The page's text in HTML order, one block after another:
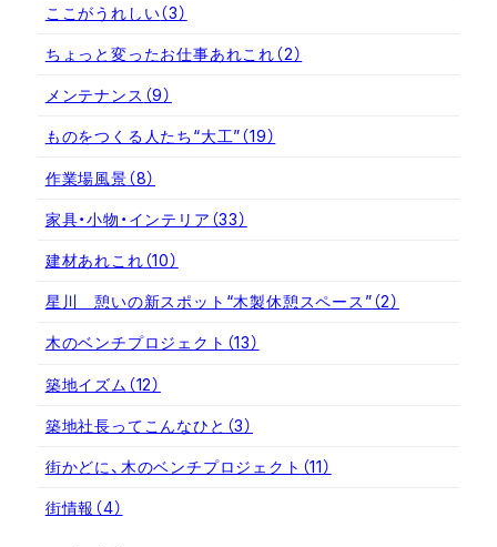
ここがうれしい（3）
ちょっと変ったお仕事あれこれ（2）
メンテナンス （9）
ものをつくる人たち“大工”（19）
作業場風景（8）
家具・小物・インテリア （33）
建材あれこれ（10）
星川 憩いの新スポット“木製休憩スペース”（2）
木のベンチプロジェクト （13）
築地イズム （12）
築地社長ってこんなひと （3）
街かどに、木のベンチプロジェクト （11）
街情報 （4）